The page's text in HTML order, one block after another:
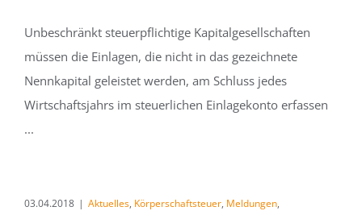
Unbeschränkt steuerpflichtige Kapitalgesellschaften
müssen die Einlagen, die nicht in das gezeichnete
Nennkapital geleistet werden, am Schluss jedes
Wirtschaftsjahrs im steuerlichen Einlagekonto erfassen
...
03.04.2018 | Aktuelles, Körperschaftsteuer, Meldungen,